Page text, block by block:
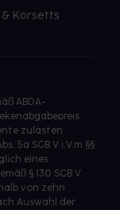
& Korsetts
ABDA-
zulasten
5a SGB V i.V.m §§
eines
§ 130 SGB V
von zehn
Auswahl der